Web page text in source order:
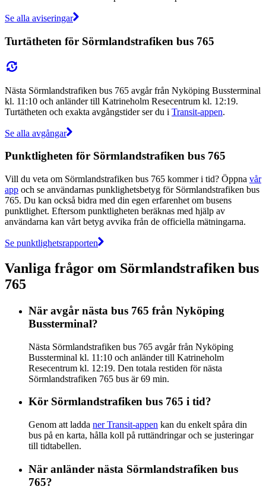
Se alla aviseringar
Turtätheten för Sörmlandstrafiken bus 765
Nästa Sörmlandstrafiken bus 765 avgår från Nyköping Bussterminal
kl. 11:10 och anländer till Katrineholm Resecentrum kl. 12:19.
Turtätheten och exakta avgångstider ser du i Transit-appen.
Se alla avgångar
Punktligheten för Sörmlandstrafiken bus 765
Vill du veta om Sörmlandstrafiken bus 765 kommer i tid? Öppna vår
app och se användarnas punklighetsbetyg för Sörmlandstrafiken bus
765. Du kan också bidra med din egen erfarenhet om busens
punktlighet. Eftersom punktligheten beräknas med hjälp av
användarna kan vårt betyg avvika från de officiella mätningarna.
Se punktlighetsrapporten
Vanliga frågor om Sörmlandstrafiken bus
765
När avgår nästa bus 765 från Nyköping
Bussterminal?
Nästa Sörmlandstrafiken bus 765 avgår från Nyköping
Bussterminal kl. 11:10 och anländer till Katrineholm
Resecentrum kl. 12:19. Den totala restiden för nästa
Sörmlandstrafiken 765 bus är 69 min.
Kör Sörmlandstrafiken bus 765 i tid?
Genom att ladda ner Transit-appen kan du enkelt spåra din
bus på en karta, hålla koll på ruttändringar och se justeringar
till tidtabellen.
När anländer nästa Sörmlandstrafiken bus
765?